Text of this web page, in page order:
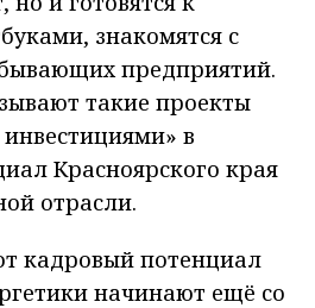
знакомятся с
предприятий.
такие проекты
в
Красноярского края
отрасли.
кадровый потенциал
начинают ещё со